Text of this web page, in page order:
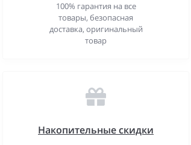
100% гарантия на все
товары, безопасная
доставка, оригинальный
товар
Накопительные скидки